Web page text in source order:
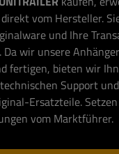
vom Hersteller.
und Ihre
Da wir unsere
fertigen, bieten wir
Support
Ersatzteile.
vom Marktführer.